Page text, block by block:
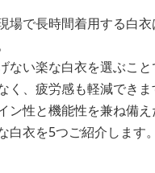
場で長時間着用する白
ない楽な白衣を選ぶこ
く、疲労感も軽減できま
ン性と機能性を兼ね備
白衣を5つご紹介します。